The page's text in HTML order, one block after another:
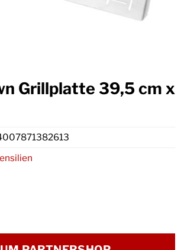
Grillplatte 39,5 cm x